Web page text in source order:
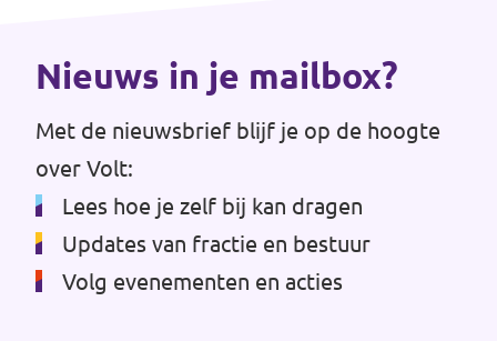
Nieuws in je mailbox?
Met de nieuwsbrief blijf je op de hoogte
over Volt:
Lees hoe je zelf bij kan dragen
Updates van fractie en bestuur
Volg evenementen en acties